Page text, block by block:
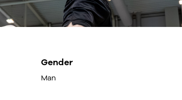
Gender
Man